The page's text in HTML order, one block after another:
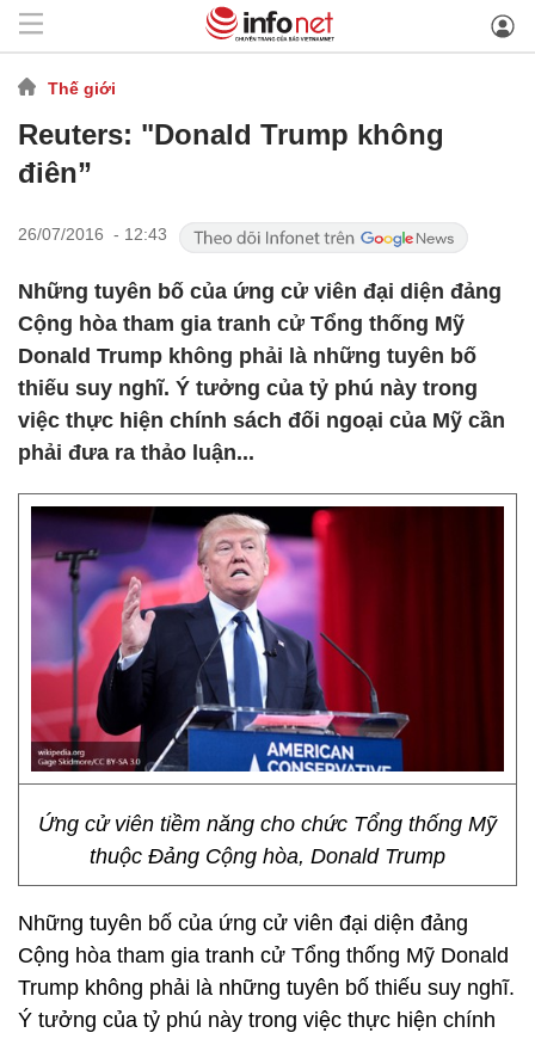
Thế giới
Reuters: "Donald Trump không
điên”
26/07/2016 - 12:43
Những tuyên bố của ứng cử viên đại diện đảng
Cộng hòa tham gia tranh cử Tổng thống Mỹ
Donald Trump không phải là những tuyên bố
thiếu suy nghĩ. Ý tưởng của tỷ phú này trong
việc thực hiện chính sách đối ngoại của Mỹ cần
phải đưa ra thảo luận...
Ứng cử viên tiềm năng cho chức Tổng thống Mỹ
thuộc Đảng Cộng hòa, Donald Trump
Những tuyên bố của ứng cử viên đại diện đảng
Cộng hòa tham gia tranh cử Tổng thống Mỹ Donald
Trump không phải là những tuyên bố thiếu suy nghĩ.
Ý tưởng của tỷ phú này trong việc thực hiện chính